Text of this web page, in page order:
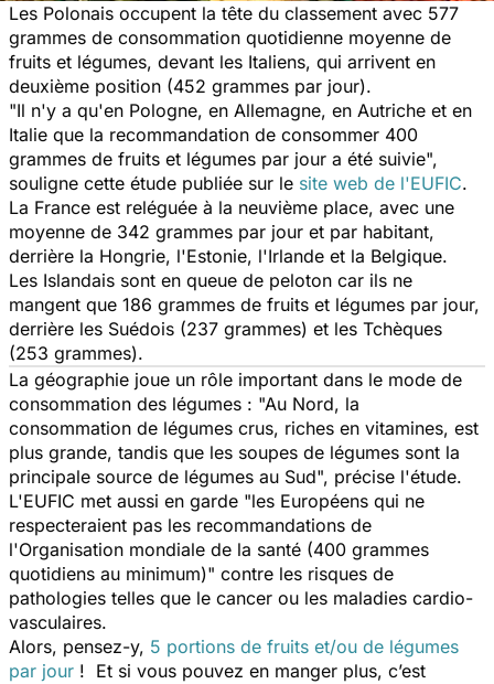
Les Polonais occupent la tête du classement avec 577
grammes de consommation quotidienne moyenne de
fruits et légumes, devant les Italiens, qui arrivent en
deuxième position (452 grammes par jour).
"Il n'y a qu'en Pologne, en Allemagne, en Autriche et en
Italie que la recommandation de consommer 400
grammes de fruits et légumes par jour a été suivie",
souligne cette étude publiée sur le site web de l'EUFIC.
La France est reléguée à la neuvième place, avec une
moyenne de 342 grammes par jour et par habitant,
derrière la Hongrie, l'Estonie, l'Irlande et la Belgique.
Les Islandais sont en queue de peloton car ils ne
mangent que 186 grammes de fruits et légumes par jour,
derrière les Suédois (237 grammes) et les Tchèques
(253 grammes).
La géographie joue un rôle important dans le mode de
consommation des légumes : "Au Nord, la
consommation de légumes crus, riches en vitamines, est
plus grande, tandis que les soupes de légumes sont la
principale source de légumes au Sud", précise l'étude.
L'EUFIC met aussi en garde "les Européens qui ne
respecteraient pas les recommandations de
l'Organisation mondiale de la santé (400 grammes
quotidiens au minimum)" contre les risques de
pathologies telles que le cancer ou les maladies cardio-
vasculaires.
Alors, pensez-y, 5 portions de fruits et/ou de légumes
par jour ! Et si vous pouvez en manger plus, c’est